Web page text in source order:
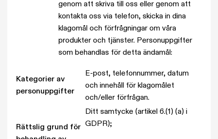
genom att skriva till oss eller genom att
kontakta oss via telefon, skicka in dina
klagomål och förfrågningar om våra
produkter och tjänster. Personuppgifter
som behandlas för detta ändamål:
Kategorier av
personuppgifter
E-post, telefonnummer, datum
och innehåll för klagomålet
och/eller förfrågan.
Rättslig grund för
Ditt samtycke (artikel 6.(1) (a) i
GDPR);